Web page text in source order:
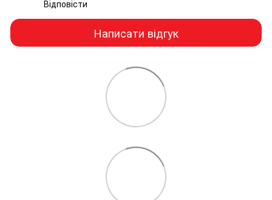
Відповісти
Написати відгук